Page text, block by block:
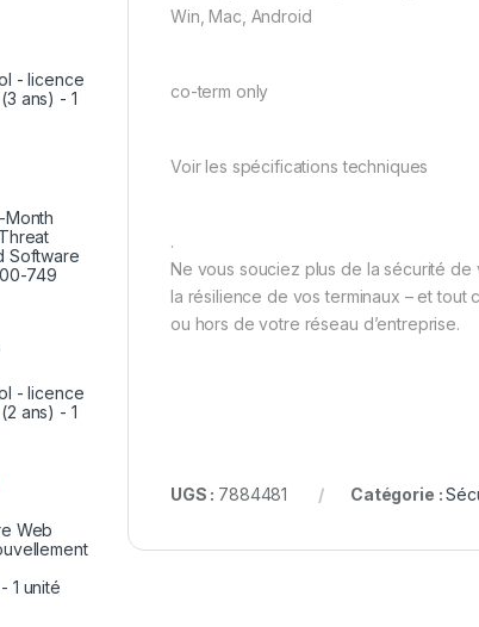
Win, Mac, Android
co-term only
Voir les spécifications techniques
.
Ne vous souciez plus de la sécurité
la résilience de vos terminaux – et tout
ou hors de votre réseau d’entreprise.
UGS : 7884481 Catégorie :
- licence
ans) - 1
Month
Software
749
- licence
ans) - 1
Web
1 unité